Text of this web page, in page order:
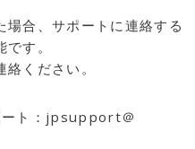
合、サポートに連絡する
す。
ください。
ート：jpsupport＠